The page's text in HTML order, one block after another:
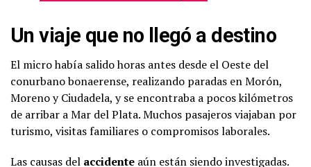
— TN – Todo Noticias
(@todonoticias) November 25, 2025
Un viaje que no llegó a destino
El micro había salido horas antes desde el Oeste del
conurbano bonaerense, realizando paradas en Morón,
Moreno y Ciudadela, y se encontraba a pocos kilómetros
de arribar a Mar del Plata. Muchos pasajeros viajaban por
turismo, visitas familiares o compromisos laborales.
Las causas del accidente aún están siendo investigadas.